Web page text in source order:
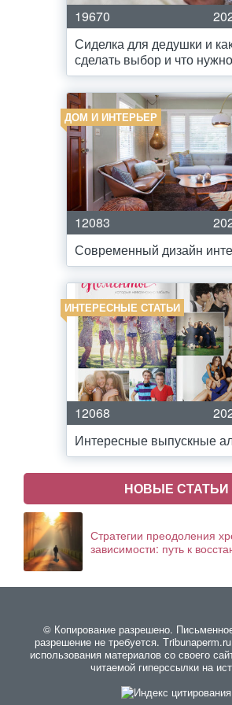
19670
Сиделка для дедушки и
сделать выбор и что
ДОМ И ИНТЕРЬЕР
12083
Современный дизайн
ИНТЕРЕСНЫЕ СТАТЬИ
12068
Интересные выпускные
НОВЫЕ СТАТЬИ
Стратегии преодоления
зависимости: путь к
© Копирование разрешено.
разрешение не требуется.
использования материалов со своего
читаемой гиперссылки на